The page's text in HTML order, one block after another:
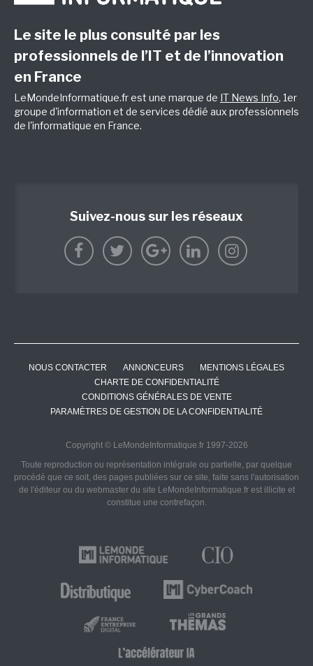
Le site le plus consulté par les
professionnels de l’IT et de l’innovation
en France
LeMondeInformatique.fr est une marque de IT News Info, 1er
groupe d'information et de services dédié aux professionnels
de l'informatique en France.
Suivez-nous sur les réseaux
NOUS CONTACTER ANNONCEURS
MENTIONS LÉGALES
CHARTE DE CONFIDENTIALITÉ
CONDITIONS GÉNÉRALES DE VENTE
PARAMÈTRES DE GESTION DE LA CONFIDENTIALITÉ
Copyright © LeMondeInformatique.fr 1997-2026
Toute reproduction ou représentation intégrale ou partielle, par quelque
procédé que ce soit, des pages publiées sur ce site, faite sans l'autorisation
de l'éditeur ou du webmaster du site LeMondeInformatique.fr est illicite et
constitue une contrefaçon.